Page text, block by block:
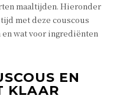
maaltijden. Hieronder
met deze couscous
wat voor ingrediënten
EN
KLAAR